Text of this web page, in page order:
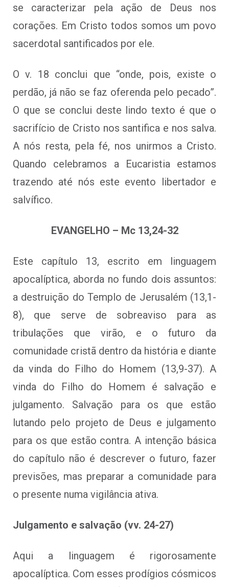
se caracterizar pela ação de Deus nos
corações. Em Cristo todos somos um povo
sacerdotal santificados por ele.
O v. 18 conclui que “onde, pois, existe o
perdão, já não se faz oferenda pelo pecado”.
O que se conclui deste lindo texto é que o
sacrifício de Cristo nos santifica e nos salva.
A nós resta, pela fé, nos unirmos a Cristo.
Quando celebramos a Eucaristia estamos
trazendo até nós este evento libertador e
salvífico.
EVANGELHO – Mc 13,24-32
Este capítulo 13, escrito em linguagem
apocalíptica, aborda no fundo dois assuntos:
a destruição do Templo de Jerusalém (13,1-
8), que serve de sobreaviso para as
tribulações que virão, e o futuro da
comunidade cristã dentro da história e diante
da vinda do Filho do Homem (13,9-37). A
vinda do Filho do Homem é salvação e
julgamento. Salvação para os que estão
lutando pelo projeto de Deus e julgamento
para os que estão contra. A intenção básica
do capítulo não é descrever o futuro, fazer
previsões, mas preparar a comunidade para
o presente numa vigilância ativa.
Julgamento e salvação (vv. 24-27)
Aqui a linguagem é rigorosamente
apocalíptica. Com esses prodígios cósmicos